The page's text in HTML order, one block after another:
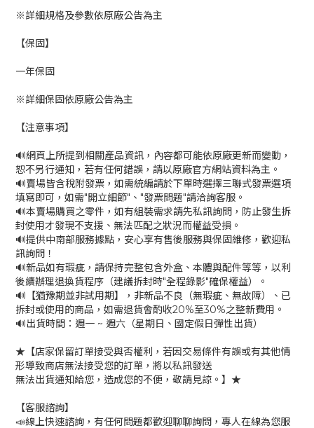
※詳細規格及參數依原廠公告為主
【保固】
一年保固
※詳細保固依原廠公告為主
【注意事項】
🔊網頁上所提到相關產品資訊，內容都可能依原廠更新而變動，
恕不另行通知，若有任何錯誤，請以原廠官方網站資料為主。
🔊賣場皆含稅附發票，如需統編請於下單時選擇三聯式發票選項
填寫即可，如需"開立細節"、"發票問題"請洽詢客服。
🔊本賣場購買之零件，如有組裝需求請先私訊詢問，防止發生拆
封使用才發現不支援、無法匹配之狀況而權益受損。
🔊提供中南部服務據點，安心享有售後服務與保固維修，歡迎私
訊詢問！
🔊新品如有瑕疵，請保持完整包含外盒、本體與配件等等，以利
後續辦理退換貨程序（建議拆封時"全程錄影"確保權益）。
🔊【猶豫期並非試用期】，非新品不良（無瑕疵、無故障）、已
拆封或使用的商品，如需退貨會酌收20%至30%之整新費用。
🔊出貨時間：週一 ~ 週六（星期日、國定假日彈性出貨）
★【店家保留訂單接受與否權利，若因交易條件有誤或有其他情
形導致商店無法接受您的訂單，將以私訊發送
無法出貨通知給您，造成您的不便，敬請見諒。】★
【客服諮詢】
📣線上快速諮詢，有任何問題都歡迎聊聊詢問，專人在線為您服